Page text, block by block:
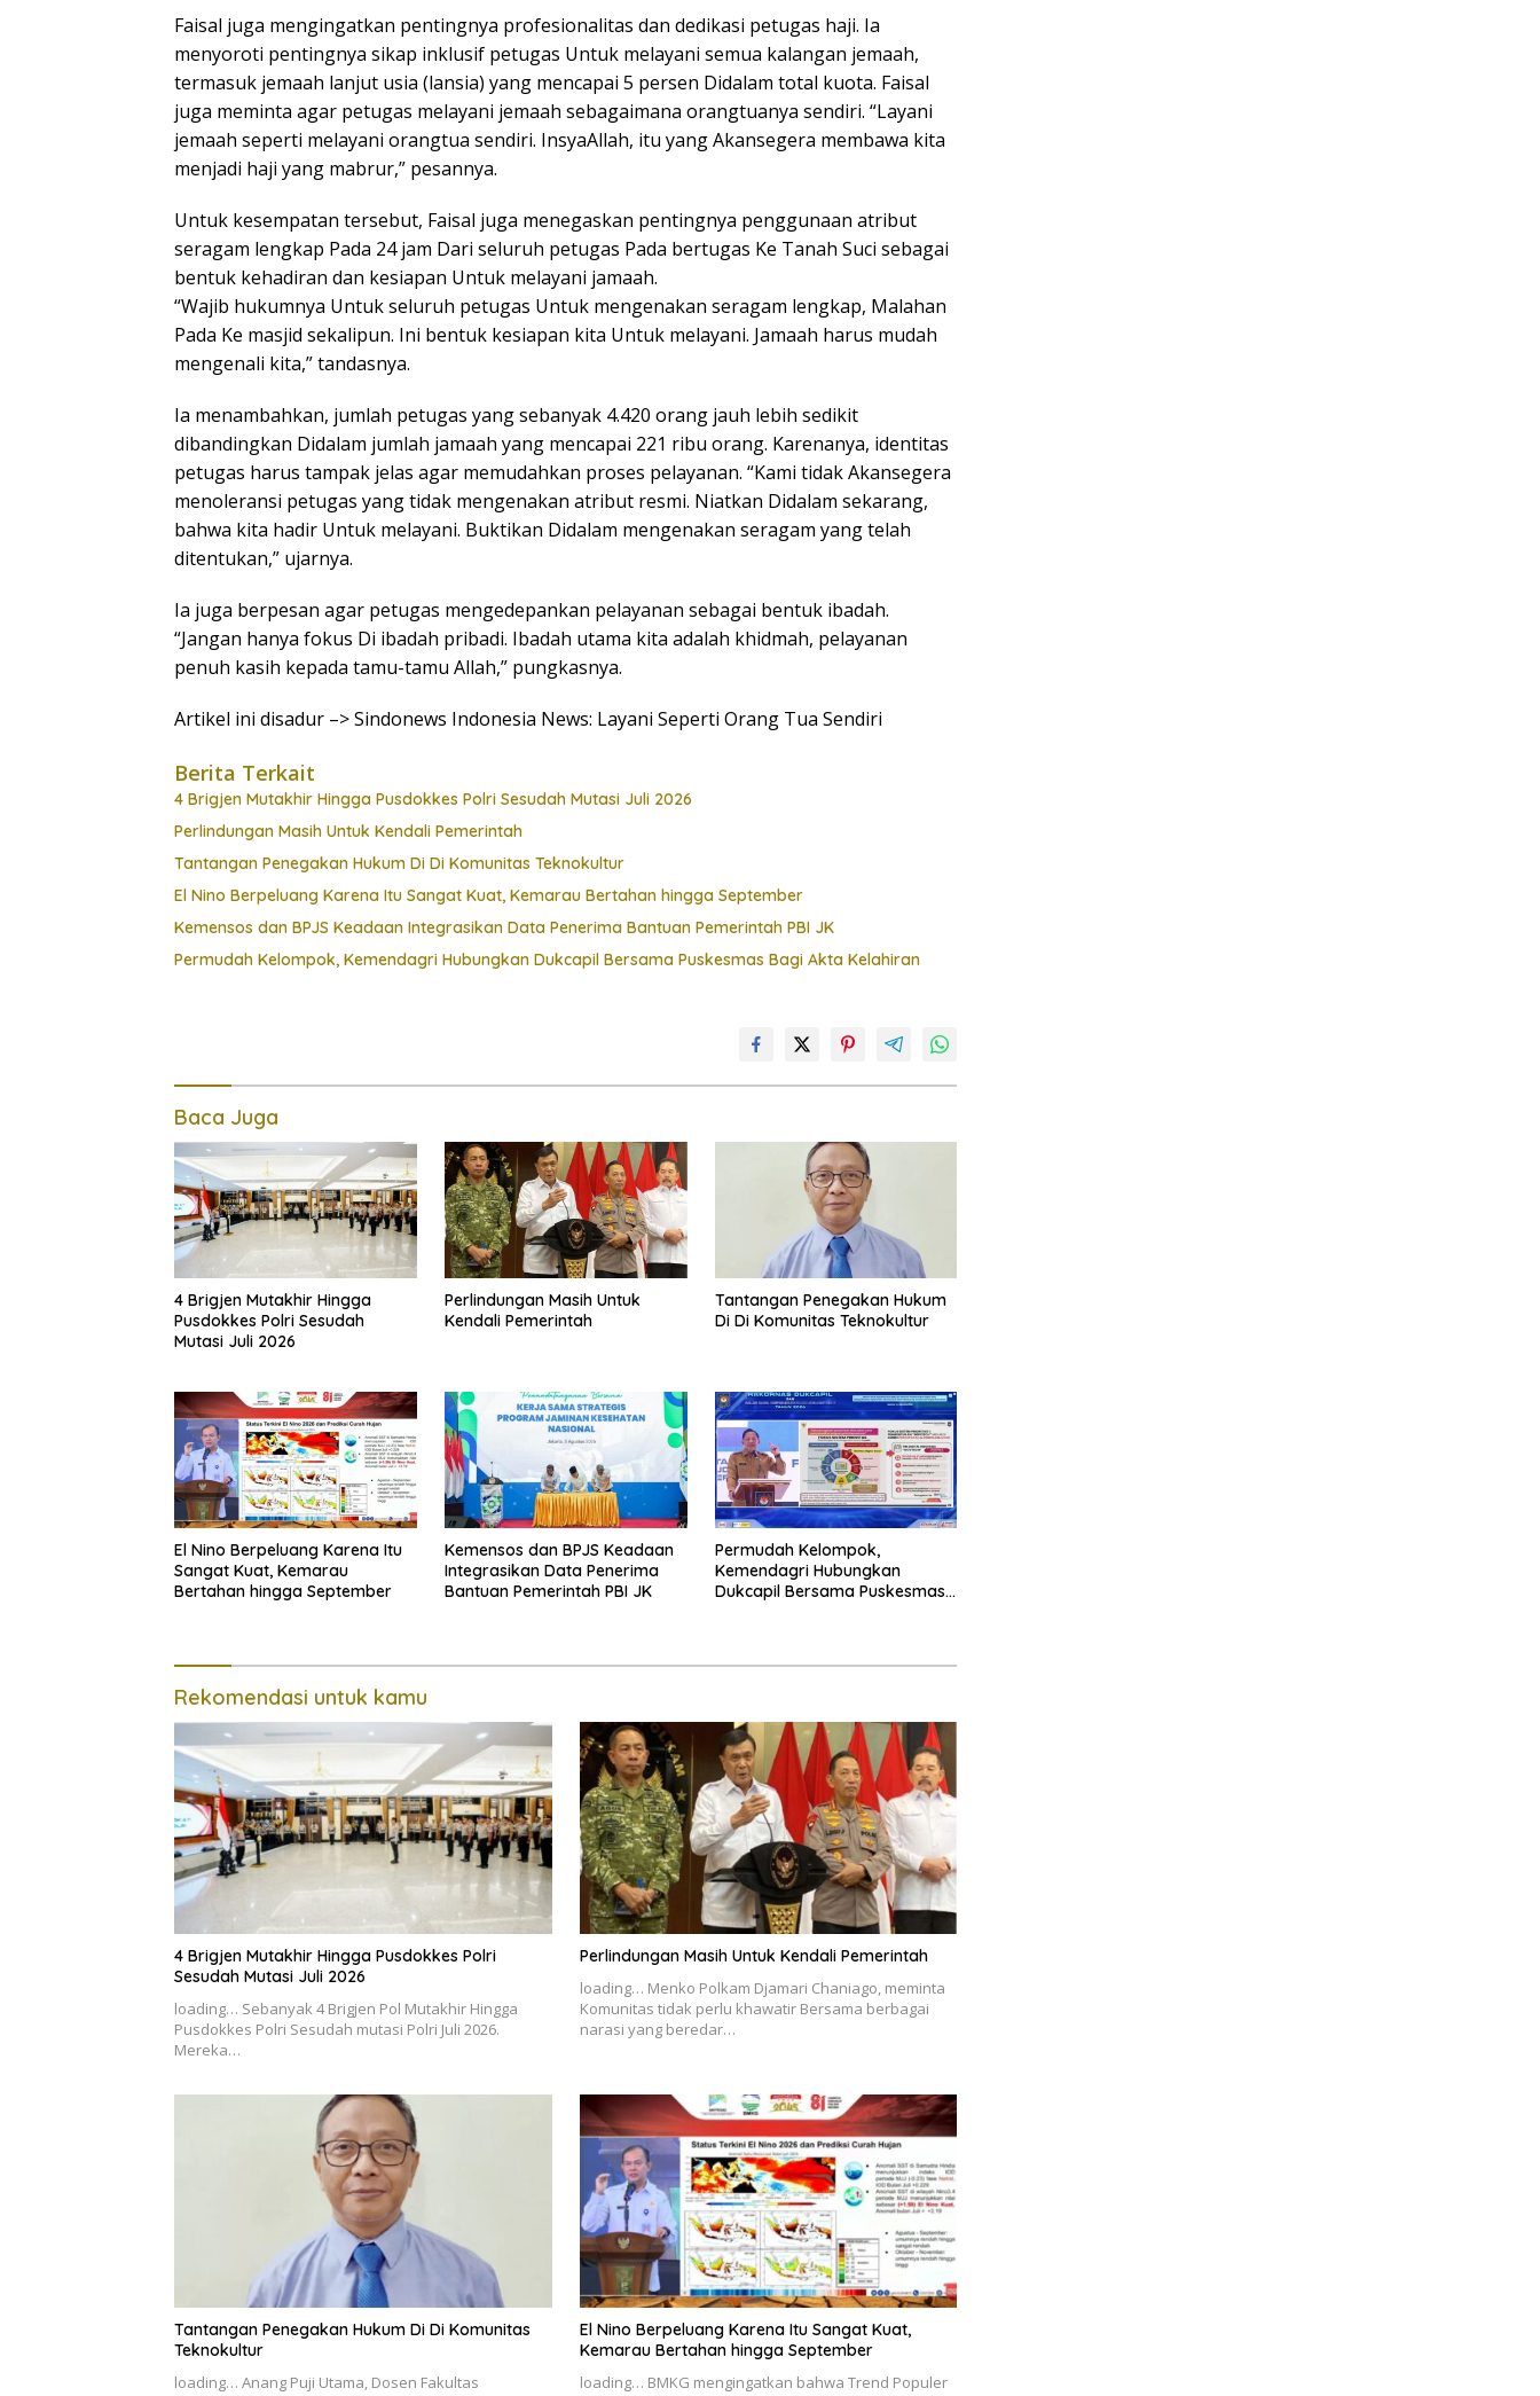
Faisal juga mengingatkan pentingnya profesionalitas dan dedikasi petugas haji. Ia
menyoroti pentingnya sikap inklusif petugas Untuk melayani semua kalangan jemaah,
termasuk jemaah lanjut usia (lansia) yang mencapai 5 persen Didalam total kuota. Faisal
juga meminta agar petugas melayani jemaah sebagaimana orangtuanya sendiri. “Layani
jemaah seperti melayani orangtua sendiri. InsyaAllah, itu yang Akansegera membawa kita
menjadi haji yang mabrur,” pesannya.
Untuk kesempatan tersebut, Faisal juga menegaskan pentingnya penggunaan atribut
seragam lengkap Pada 24 jam Dari seluruh petugas Pada bertugas Ke Tanah Suci sebagai
bentuk kehadiran dan kesiapan Untuk melayani jamaah.
“Wajib hukumnya Untuk seluruh petugas Untuk mengenakan seragam lengkap, Malahan
Pada Ke masjid sekalipun. Ini bentuk kesiapan kita Untuk melayani. Jamaah harus mudah
mengenali kita,” tandasnya.
Ia menambahkan, jumlah petugas yang sebanyak 4.420 orang jauh lebih sedikit
dibandingkan Didalam jumlah jamaah yang mencapai 221 ribu orang. Karenanya, identitas
petugas harus tampak jelas agar memudahkan proses pelayanan. “Kami tidak Akansegera
menoleransi petugas yang tidak mengenakan atribut resmi. Niatkan Didalam sekarang,
bahwa kita hadir Untuk melayani. Buktikan Didalam mengenakan seragam yang telah
ditentukan,” ujarnya.
Ia juga berpesan agar petugas mengedepankan pelayanan sebagai bentuk ibadah.
“Jangan hanya fokus Di ibadah pribadi. Ibadah utama kita adalah khidmah, pelayanan
penuh kasih kepada tamu-tamu Allah,” pungkasnya.
Artikel ini disadur –> Sindonews Indonesia News: Layani Seperti Orang Tua Sendiri
Berita Terkait
4 Brigjen Mutakhir Hingga Pusdokkes Polri Sesudah Mutasi Juli 2026
Perlindungan Masih Untuk Kendali Pemerintah
Tantangan Penegakan Hukum Di Di Komunitas Teknokultur
El Nino Berpeluang Karena Itu Sangat Kuat, Kemarau Bertahan hingga September
Kemensos dan BPJS Keadaan Integrasikan Data Penerima Bantuan Pemerintah PBI JK
Permudah Kelompok, Kemendagri Hubungkan Dukcapil Bersama Puskesmas Bagi Akta Kelahiran
Baca Juga
4 Brigjen Mutakhir Hingga
Pusdokkes Polri Sesudah
Mutasi Juli 2026
Perlindungan Masih Untuk
Kendali Pemerintah
Tantangan Penegakan Hukum
Di Di Komunitas Teknokultur
El Nino Berpeluang Karena Itu
Sangat Kuat, Kemarau
Bertahan hingga September
Kemensos dan BPJS Keadaan
Integrasikan Data Penerima
Bantuan Pemerintah PBI JK
Permudah Kelompok,
Kemendagri Hubungkan
Dukcapil Bersama Puskesmas
Rekomendasi untuk kamu
4 Brigjen Mutakhir Hingga Pusdokkes Polri
Sesudah Mutasi Juli 2026
loading… Sebanyak 4 Brigjen Pol Mutakhir Hingga
Pusdokkes Polri Sesudah mutasi Polri Juli 2026.
Mereka…
Perlindungan Masih Untuk Kendali Pemerintah
loading… Menko Polkam Djamari Chaniago, meminta
Komunitas tidak perlu khawatir Bersama berbagai
narasi yang beredar…
Tantangan Penegakan Hukum Di Di Komunitas
Teknokultur
loading… Anang Puji Utama, Dosen Fakultas
El Nino Berpeluang Karena Itu Sangat Kuat,
Kemarau Bertahan hingga September
loading… BMKG mengingatkan bahwa Trend Populer